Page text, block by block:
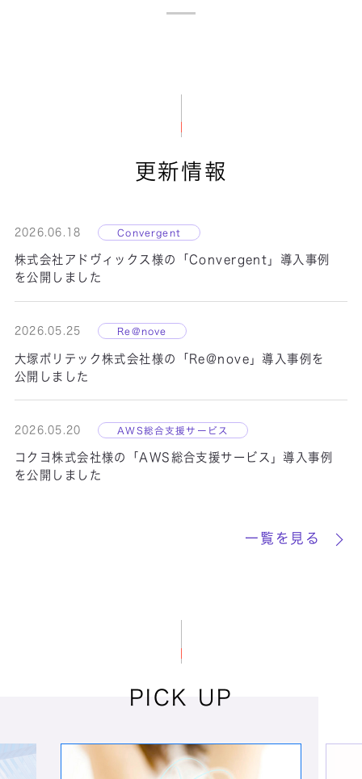
の導入により、夜間のアラートにも即時対
軽減。
製品名： Cyber NEXT
ーク環境の課題を解決。設計情報の調査か
らコンサルティングまでシーイーシーがサ
Cyber NEXT
更新情報
2026.06.18 Convergent
株式会社アドヴィックス様の「Convergent」導入事例
を公開しました
2026.05.25 Re@nove
大塚ポリテック株式会社様の「Re@nove」導入事例を
公開しました
2026.05.20 AWS総合支援サービス
コクヨ株式会社様の「AWS総合支援サービス」導入事例
を公開しました
一覧を見る
PICK UP